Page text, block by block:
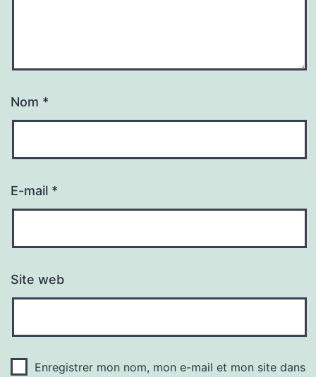
Nom *
E-mail *
Site web
Enregistrer mon nom, mon e-mail et mon site dans